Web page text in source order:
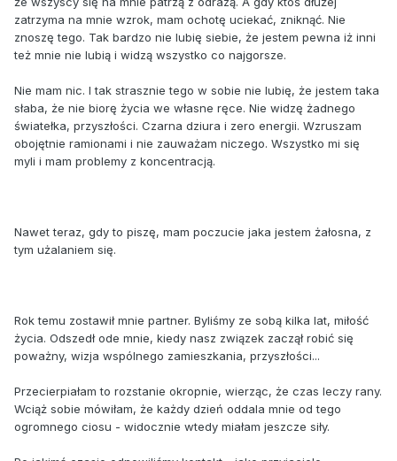
zatrzyma na mnie wzrok, mam ochotę uciekać, zniknąć. Nie
znoszę tego. Tak bardzo nie lubię siebie, że jestem pewna iż inni
też mnie nie lubią i widzą wszystko co najgorsze.
Nie mam nic. I tak strasznie tego w sobie nie lubię, że jestem taka
słaba, że nie biorę życia we własne ręce. Nie widzę żadnego
światełka, przyszłości. Czarna dziura i zero energii. Wzruszam
obojętnie ramionami i nie zauważam niczego. Wszystko mi się
myli i mam problemy z koncentracją.
Nawet teraz, gdy to piszę, mam poczucie jaka jestem żałosna, z
tym użalaniem się.
Rok temu zostawił mnie partner. Byliśmy ze sobą kilka lat, miłość
życia. Odszedł ode mnie, kiedy nasz związek zaczął robić się
poważny, wizja wspólnego zamieszkania, przyszłości...
Przecierpiałam to rozstanie okropnie, wierząc, że czas leczy rany.
Wciąż sobie mówiłam, że każdy dzień oddala mnie od tego
ogromnego ciosu - widocznie wtedy miałam jeszcze siły.